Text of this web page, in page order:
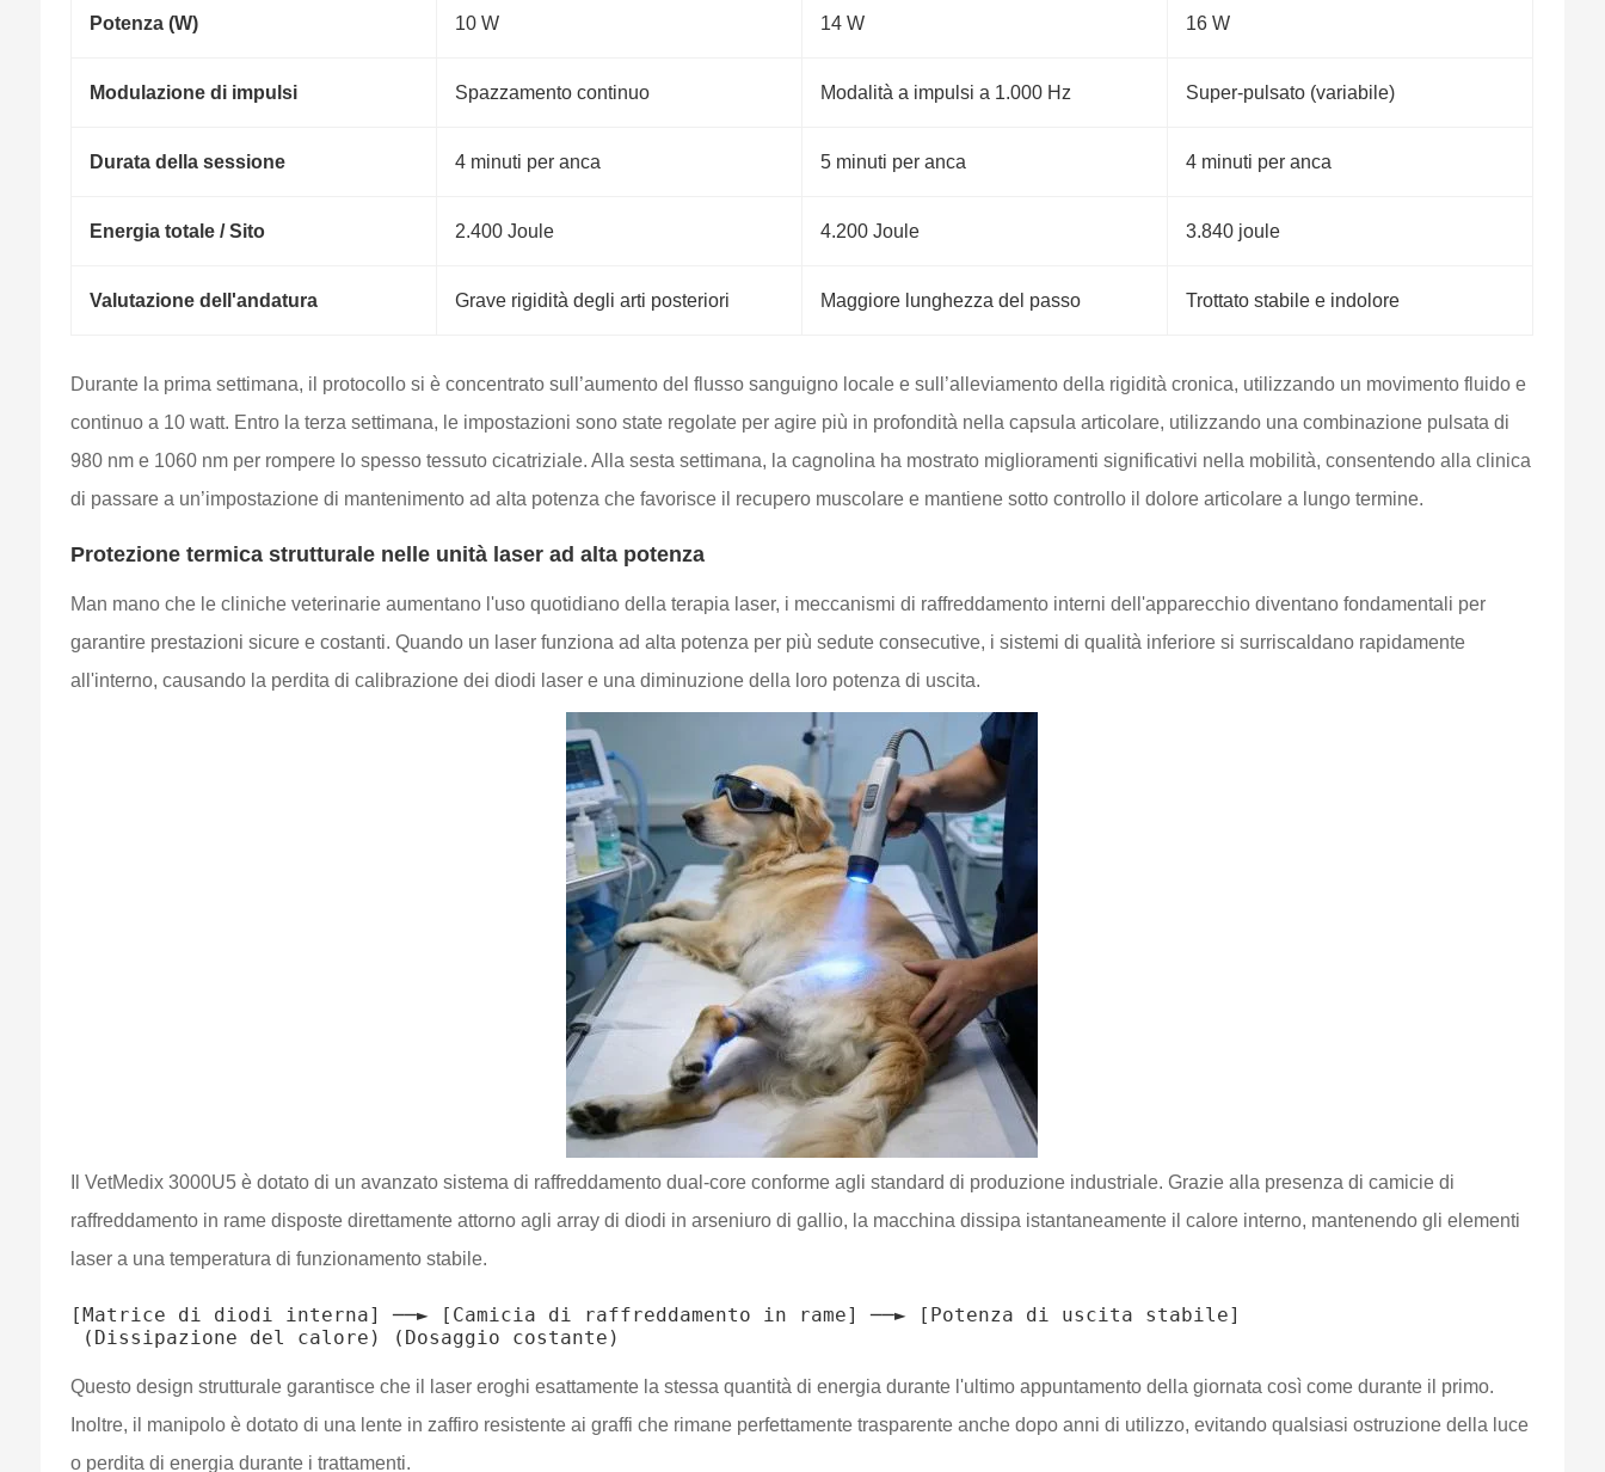
Potenza (W) 10 W 14 W 16 W
Modulazione di impulsi Spazzamento continuo Modalità a impulsi a 1.000 Hz Super-pulsato (variabile)
Durata della sessione 4 minuti per anca 5 minuti per anca 4 minuti per anca
Energia totale / Sito 2.400 Joule 4.200 Joule 3.840 joule
Valutazione dell'andatura Grave rigidità degli arti posteriori Maggiore lunghezza del passo Trottato stabile e indolore
Durante la prima settimana, il protocollo si è concentrato sull’aumento del flusso sanguigno locale e sull’alleviamento della rigidità cronica, utilizzando un movimento fluido e
continuo a 10 watt. Entro la terza settimana, le impostazioni sono state regolate per agire più in profondità nella capsula articolare, utilizzando una combinazione pulsata di
980 nm e 1060 nm per rompere lo spesso tessuto cicatriziale. Alla sesta settimana, la cagnolina ha mostrato miglioramenti significativi nella mobilità, consentendo alla clinica
di passare a un’impostazione di mantenimento ad alta potenza che favorisce il recupero muscolare e mantiene sotto controllo il dolore articolare a lungo termine.
Protezione termica strutturale nelle unità laser ad alta potenza
Man mano che le cliniche veterinarie aumentano l'uso quotidiano della terapia laser, i meccanismi di raffreddamento interni dell'apparecchio diventano fondamentali per
garantire prestazioni sicure e costanti. Quando un laser funziona ad alta potenza per più sedute consecutive, i sistemi di qualità inferiore si surriscaldano rapidamente
all'interno, causando la perdita di calibrazione dei diodi laser e una diminuzione della loro potenza di uscita.
Il VetMedix 3000U5 è dotato di un avanzato sistema di raffreddamento dual-core conforme agli standard di produzione industriale. Grazie alla presenza di camicie di
raffreddamento in rame disposte direttamente attorno agli array di diodi in arseniuro di gallio, la macchina dissipa istantaneamente il calore interno, mantenendo gli elementi
laser a una temperatura di funzionamento stabile.
[Matrice di diodi interna] ──► [Camicia di raffreddamento in rame] ──► [Potenza di uscita stabile]
Questo design strutturale garantisce che il laser eroghi esattamente la stessa quantità di energia durante l'ultimo appuntamento della giornata così come durante il primo.
Inoltre, il manipolo è dotato di una lente in zaffiro resistente ai graffi che rimane perfettamente trasparente anche dopo anni di utilizzo, evitando qualsiasi ostruzione della luce
o perdita di energia durante i trattamenti.